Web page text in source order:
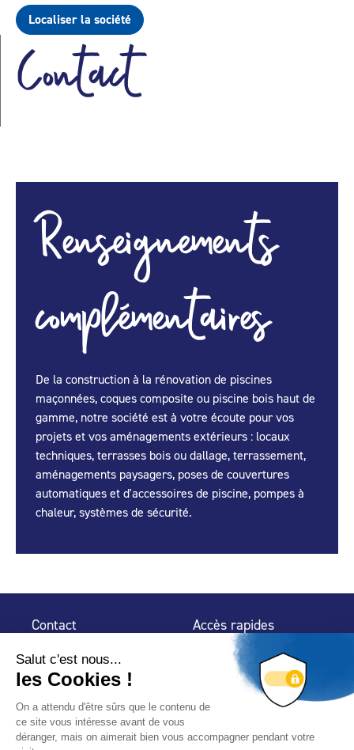
Localiser la société
Contact
Renseignements
complémentaires
De la construction à la rénovation de piscines
maçonnées, coques composite ou piscine bois haut de
gamme, notre société est à votre écoute pour vos
projets et vos aménagements extérieurs : locaux
techniques, terrasses bois ou dallage, terrassement,
aménagements paysagers, poses de couvertures
automatiques et d'accessoires de piscine, pompes à
chaleur, systèmes de sécurité.
Contact
32 rue de Mogador
75 009 Paris
Accès rapides
Espace Presse
Trouver un
professionnel